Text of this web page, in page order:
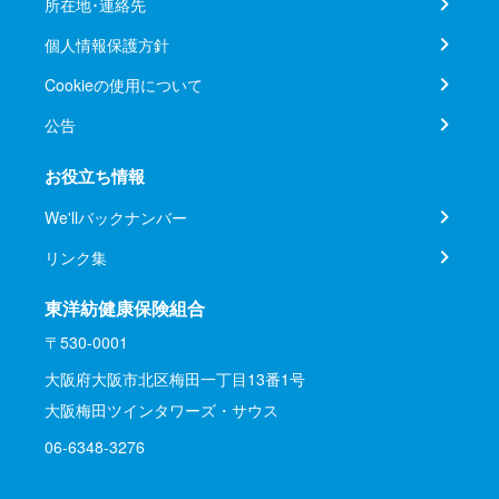
所在地･連絡先
個人情報保護方針
Cookieの使用について
公告
お役立ち情報
We'llバックナンバー
リンク集
東洋紡健康保険組合
〒530-0001
大阪府大阪市北区梅田一丁目13番1号
大阪梅田ツインタワーズ・サウス
06-6348-3276